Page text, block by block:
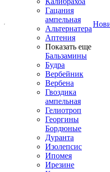
Гацания
ампельная
Альтернатера
Аптения
Показать еще
Бальзамины
Будра
Вербейник
Вербена
Гвоздика
ампельная
Гелиотроп
Георгины
Бордюные
Дуранта
Изолепсис
Ипомея
Ирезине